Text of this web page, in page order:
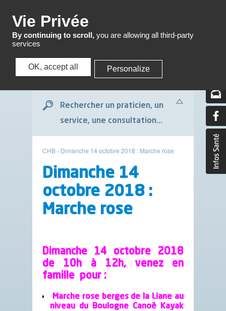
Menu
Rechercher un praticien, un
service, une consultation...
CHB › Dimanche 14 octobre 2018 : Marche rose
Dimanche 14
octobre 2018 :
Marche rose
Dimanche 14 octobre 2018
de 10h à 12h, venez en
famille pour :
Marche rose berges de la Liane au
niveau du Boulogne Canoë Kayak
Vie Privée
By continuing to scroll, you are allowing all third-party
services
OK, accept all Personalize